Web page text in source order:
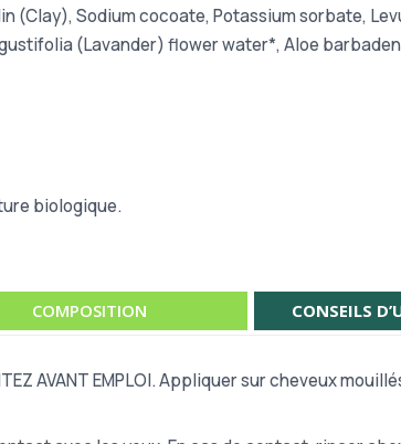
(Clay), Sodium cocoate, Potassium sorbate,
(Lavander) flower water*, Aloe
biologique.
COMPOSITION CONSEILS
AVANT EMPLOI. Appliquer sur cheveux